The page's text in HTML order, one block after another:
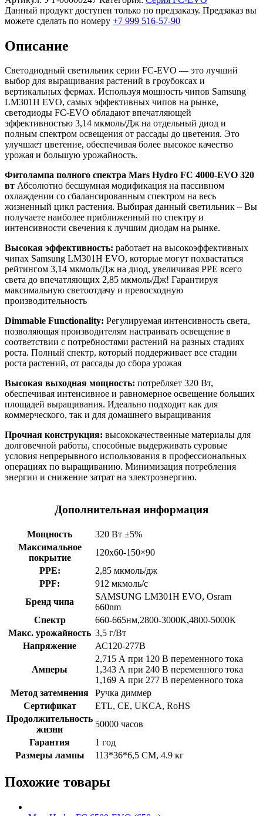
Данный продукт доступен только по предзаказу. Предзаказ вы
можете сделать по номеру +7 999 516-57-90
Описание
Светодиодный светильник серии FC-EVO — это лучший
выбор для выращивания растений в гроубоксах и
вертикальных фермах. Используя мощность чипов Samsung
LM301H EVO, самых эффективных чипов на рынке,
светодиоды FC-EVO обладают впечатляющей
эффективностью 3,14 мкмоль/Дж на отдельный диод и
полным спектром освещения от рассады до цветения. Это
улучшает цветение, обеспечивая более высокое качество
урожая и большую урожайность.
Фитолампа полного спектра Mars Hydro FC 4000-EVO 320
вт Абсолютно бесшумная модификация на пассивном
охлаждении со сбалансированным спектром на весь
жизненный цикл растения. Выбирая данный светильник – Вы
получаете наиболее приближенный по спектру и
интенсивности свечения к лучшим диодам на рынке.
Высокая эффективность: работает на высокоэффективных
чипах Samsung LM301H EVO, которые могут похвастаться
рейтингом 3,14 мкмоль/Дж на диод, увеличивая PPE всего
света до впечатляющих 2,85 мкмоль/Дж! Гарантируя
максимальную светоотдачу и превосходную
производительность
Dimmable Functionality: Регулируемая интенсивность света,
позволяющая производителям настраивать освещение в
соответствии с потребностями растений на разных стадиях
роста. Полный спектр, который поддерживает все стадии
роста растений, от рассады до сбора урожая
Высокая выходная мощность: потребляет 320 Вт,
обеспечивая интенсивное и равномерное освещение больших
площадей выращивания. Идеально подходит как для
коммерческого, так и для домашнего выращивания
Прочная конструкция: высококачественные материалы для
долговечной работы, способные выдерживать суровые
условия непрерывного использования в профессиональных
операциях по выращиванию. Минимизация потребления
энергии и снижение затрат на электроэнергию.
Дополнительная информация
Мощность
320 Вт ±5%
Максимальное
покрытие
120х60-150×90
PPE:
2,85 мкмоль/дж
PPF:
912 мкмоль/с
Бренд чипа
SAMSUNG LM301H EVO, Osram
660nm
Спектр
660-665нм,2800-3000К,4800-5000К
Макс. урожайность 3,5 г/Вт
Напряжение
АС120-277В
Амперы
2,715 А при 120 В переменного тока
1,343 А при 240 В переменного тока
1,169 А при 277 В переменного тока
Метод затемнения
Ручка диммер
Сертификат
ETL, CE, UKCA, RoHS
Продолжительность
жизни
50000 часов
Гарантия
1 год
Размеры лампы
113*36*6,5 СМ, 4.9 кг
Похожие товары